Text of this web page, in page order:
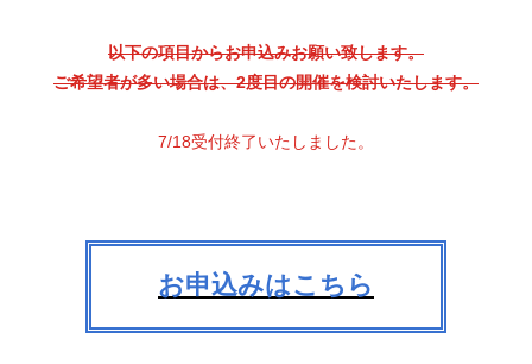
下の目的のみに使用いたします。
・ご提供するサービスに関する、ダイレクトメールやカタロ
・サービスご提供前のお問い合わせや、ご購入後のアフター
開示を請求された場合など正当な理由がある場合を除き、お
以下の項目からお申込みお願い致します。
ご希望者が多い場合は、2度目の開催を検討いたします。
7/18受付終了いたしました。
お申込みはこちら